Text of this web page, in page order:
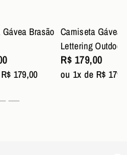
Brasão
179,00
Camiseta Gávea
Lettering Outdoor
R$ 179,00
ou 1x de R$